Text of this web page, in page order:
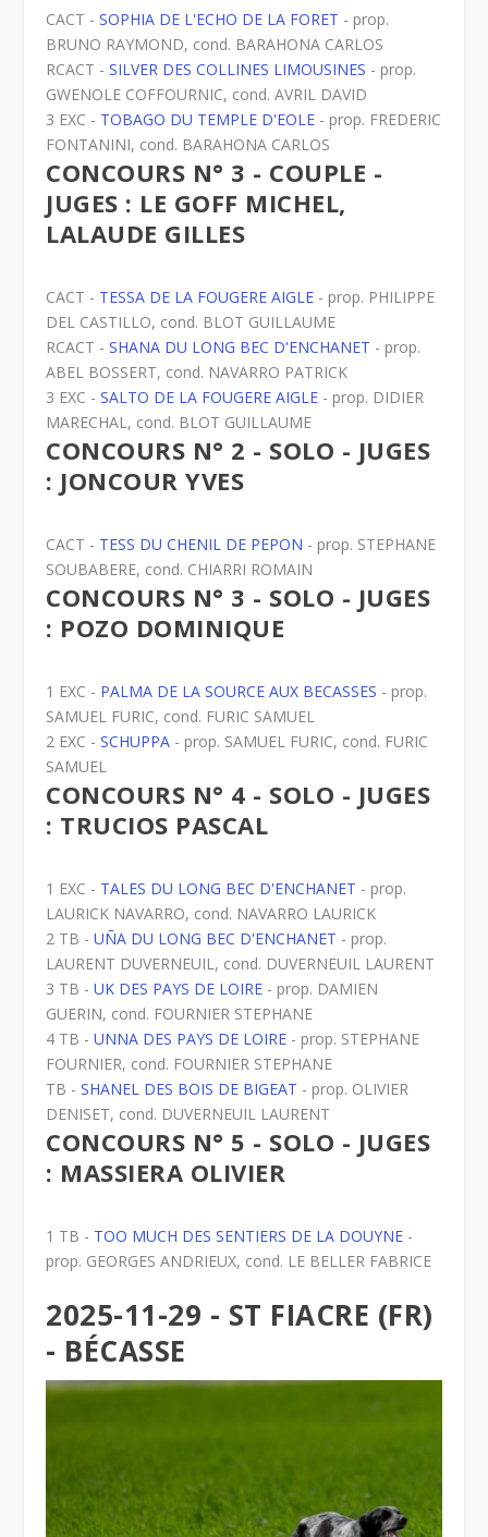
CACT -SOPHIA DE L'ECHO DE LA FORET - prop.
BRUNO RAYMOND, cond. BARAHONA CARLOS
RCACT -SILVER DES COLLINES LIMOUSINES - prop.
GWENOLE COFFOURNIC, cond. AVRIL DAVID
3 EXC - TOBAGO DU TEMPLE D'EOLE - prop. FREDERIC
FONTANINI, cond. BARAHONA CARLOS
CONCOURS N° 3 - COUPLE -
JUGES : LE GOFF MICHEL,
LALAUDE GILLES
CACT - TESSA DE LA FOUGERE AIGLE - prop. PHILIPPE
DEL CASTILLO, cond. BLOT GUILLAUME
RCACT -SHANA DU LONG BEC D'ENCHANET - prop.
ABEL BOSSERT, cond. NAVARRO PATRICK
3 EXC -SALTO DE LA FOUGERE AIGLE - prop. DIDIER
MARECHAL, cond. BLOT GUILLAUME
CONCOURS N° 2 - SOLO - JUGES
: JONCOUR YVES
CACT - TESS DU CHENIL DE PEPON - prop. STEPHANE
SOUBABERE, cond. CHIARRI ROMAIN
CONCOURS N° 3 - SOLO - JUGES
: POZO DOMINIQUE
1 EXC - PALMA DE LA SOURCE AUX BECASSES - prop.
SAMUEL FURIC, cond. FURIC SAMUEL
2 EXC -SCHUPPA - prop. SAMUEL FURIC, cond. FURIC
SAMUEL
CONCOURS N° 4 - SOLO - JUGES
: TRUCIOS PASCAL
1 EXC - TALES DU LONG BEC D'ENCHANET - prop.
LAURICK NAVARRO, cond. NAVARRO LAURICK
2 TB -UÑA DU LONG BEC D'ENCHANET - prop.
LAURENT DUVERNEUIL, cond. DUVERNEUIL LAURENT
3 TB -UK DES PAYS DE LOIRE - prop. DAMIEN
GUERIN, cond. FOURNIER STEPHANE
4 TB -UNNA DES PAYS DE LOIRE - prop. STEPHANE
FOURNIER, cond. FOURNIER STEPHANE
TB -SHANEL DES BOIS DE BIGEAT - prop. OLIVIER
DENISET, cond. DUVERNEUIL LAURENT
CONCOURS N° 5 - SOLO - JUGES
: MASSIERA OLIVIER
1 TB - TOO MUCH DES SENTIERS DE LA DOUYNE -
prop. GEORGES ANDRIEUX, cond. LE BELLER FABRICE
2025-11-29 - ST FIACRE (FR)
- BÉCASSE